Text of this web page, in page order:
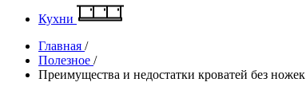
Кухни
Главная /
Полезное /
Преимущества и недостатки кроватей без ножек